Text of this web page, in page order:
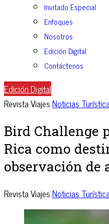
Invitado Especial
Enfoques
Nosotros
Edición Digital
Contáctenos
Edición Digital
Revista ViajesNoticias
Bird Challenge
Rica como
observación de
Revista ViajesNoticias